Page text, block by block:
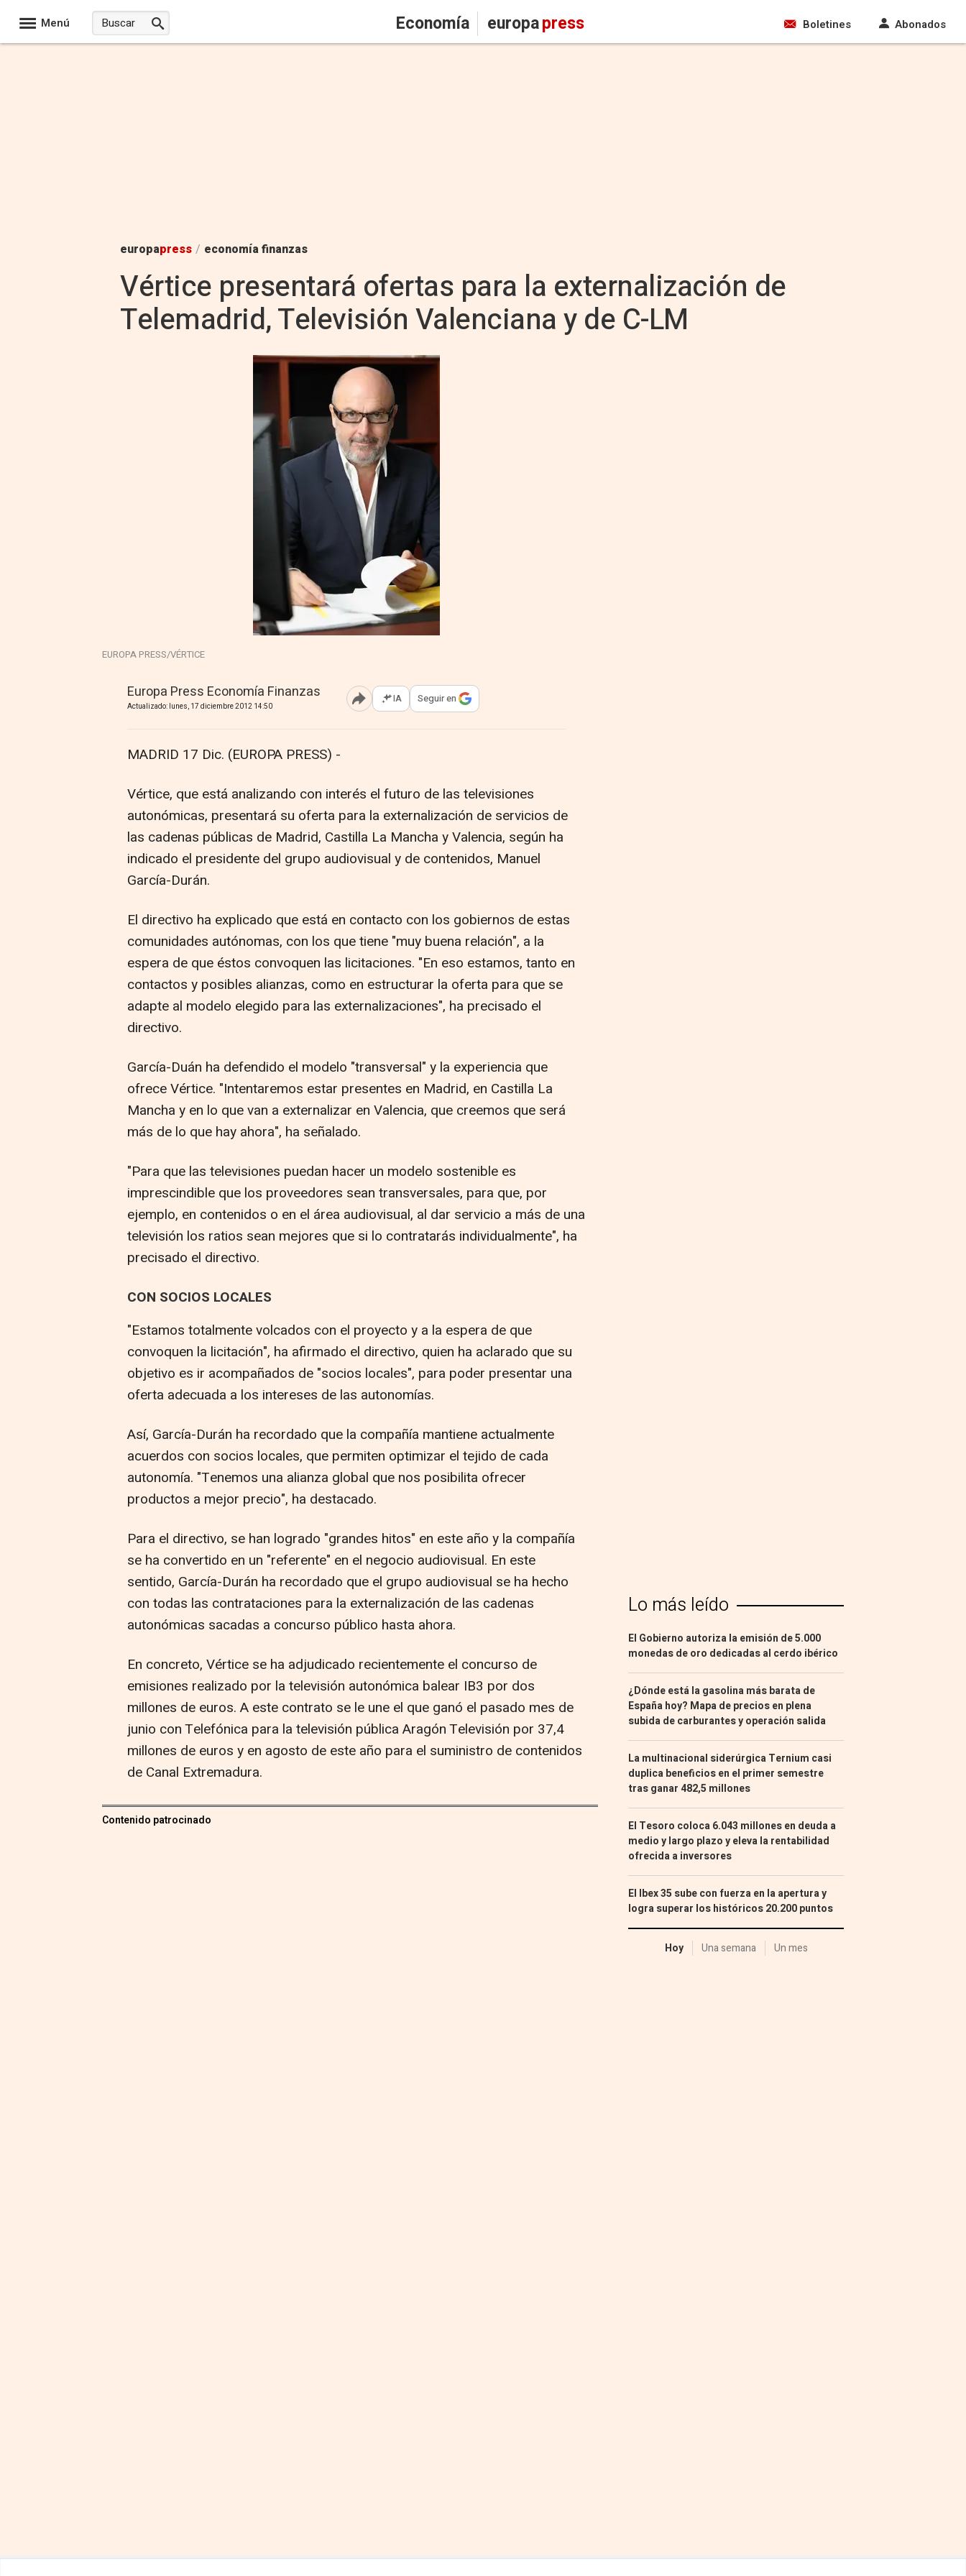
Menú Economía europapress Boletines Abonados
europapress / economía finanzas
Vértice presentará ofertas para la externalización de
Telemadrid, Televisión Valenciana y de C-LM
EUROPA PRESS/VÉRTICE
Europa Press Economía Finanzas
Actualizado: lunes, 17 diciembre 2012 14:50 Abrir opciones para compartir
IA Seguir en
MADRID 17 Dic. (EUROPA PRESS) -
Vértice, que está analizando con interés el futuro de las televisiones
autonómicas, presentará su oferta para la externalización de servicios de
las cadenas públicas de Madrid, Castilla La Mancha y Valencia, según ha
indicado el presidente del grupo audiovisual y de contenidos, Manuel
García-Durán.
El directivo ha explicado que está en contacto con los gobiernos de estas
comunidades autónomas, con los que tiene "muy buena relación", a la
espera de que éstos convoquen las licitaciones. "En eso estamos, tanto en
contactos y posibles alianzas, como en estructurar la oferta para que se
adapte al modelo elegido para las externalizaciones", ha precisado el
directivo.
García-Duán ha defendido el modelo "transversal" y la experiencia que
ofrece Vértice. "Intentaremos estar presentes en Madrid, en Castilla La
Mancha y en lo que van a externalizar en Valencia, que creemos que será
más de lo que hay ahora", ha señalado.
"Para que las televisiones puedan hacer un modelo sostenible es
imprescindible que los proveedores sean transversales, para que, por
ejemplo, en contenidos o en el área audiovisual, al dar servicio a más de una
televisión los ratios sean mejores que si lo contratarás individualmente", ha
precisado el directivo.
CON SOCIOS LOCALES
"Estamos totalmente volcados con el proyecto y a la espera de que
convoquen la licitación", ha afirmado el directivo, quien ha aclarado que su
objetivo es ir acompañados de "socios locales", para poder presentar una
oferta adecuada a los intereses de las autonomías.
Así, García-Durán ha recordado que la compañía mantiene actualmente
acuerdos con socios locales, que permiten optimizar el tejido de cada
autonomía. "Tenemos una alianza global que nos posibilita ofrecer
productos a mejor precio", ha destacado.
Para el directivo, se han logrado "grandes hitos" en este año y la compañía
se ha convertido en un "referente" en el negocio audiovisual. En este
sentido, García-Durán ha recordado que el grupo audiovisual se ha hecho
con todas las contrataciones para la externalización de las cadenas
autonómicas sacadas a concurso público hasta ahora.
En concreto, Vértice se ha adjudicado recientemente el concurso de
emisiones realizado por la televisión autonómica balear IB3 por dos
millones de euros. A este contrato se le une el que ganó el pasado mes de
junio con Telefónica para la televisión pública Aragón Televisión por 37,4
millones de euros y en agosto de este año para el suministro de contenidos
de Canal Extremadura.
Contenido patrocinado
Lo más leído
El Gobierno autoriza la emisión de 5.000
monedas de oro dedicadas al cerdo ibérico
¿Dónde está la gasolina más barata de
España hoy? Mapa de precios en plena
subida de carburantes y operación salida
La multinacional siderúrgica Ternium casi
duplica beneficios en el primer semestre
tras ganar 482,5 millones
El Tesoro coloca 6.043 millones en deuda a
medio y largo plazo y eleva la rentabilidad
ofrecida a inversores
El Ibex 35 sube con fuerza en la apertura y
logra superar los históricos 20.200 puntos
Hoy Una semana Un mes